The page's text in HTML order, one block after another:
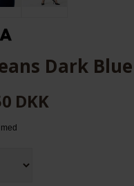
Dark
DKK